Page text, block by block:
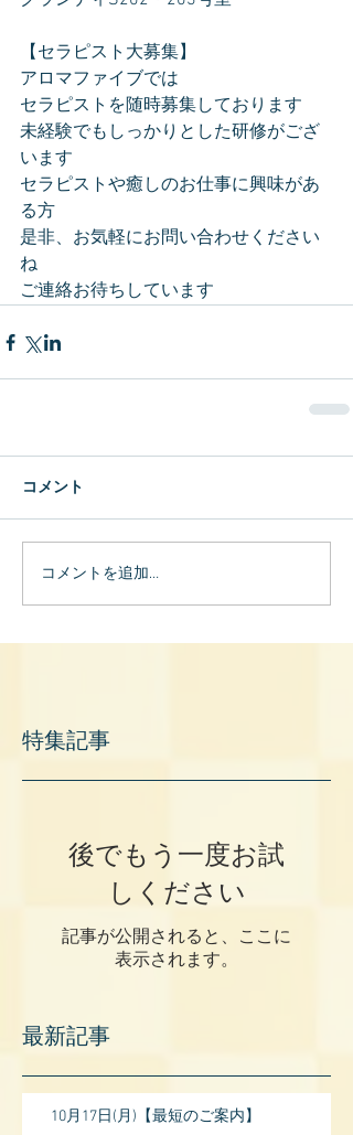
【セラピスト大募集】
アロマファイブでは
セラピストを随時募集しております
未経験でもしっかりとした研修がござ
います
セラピストや癒しのお仕事に興味があ
る方
是非、お気軽にお問い合わせください
ね
ご連絡お待ちしています
コメント
コメントを追加…
特集記事
後でもう一度お試
しください
記事が公開されると、ここに
表示されます。
最新記事
10月17日(月)【最短のご案内】